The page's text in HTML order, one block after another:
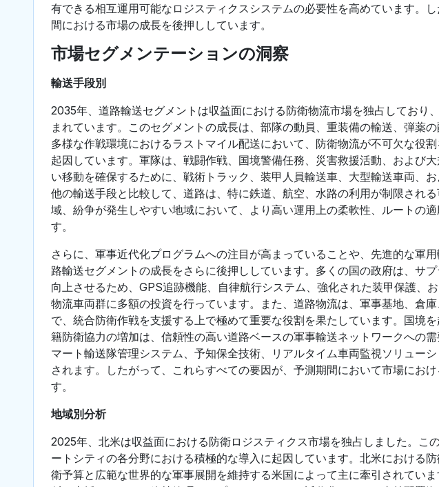
有できる相互運用可能なロジスティクスシステムの必要性を高めています。
間における市場の成長を後押ししています。
市場セグメンテーションの洞察
輸送手段別
2035年、道路輸送セグメントは収益面における防衛物流市場を独占しており
まれています。このセグメントの成長は、部隊の動員、重装備の輸送、弾薬
多様な作戦環境におけるラストマイル配送において、防衛物流が不可欠な役
起因しています。軍隊は、戦闘作戦、国境警備任務、災害救援活動、および
い移動を確保するために、戦術トラック、装甲人員輸送車、大型輸送車両、
他の輸送手段と比較して、道路は、特に鉄道、航空、水路の利用が制限され
域、紛争が発生しやすい地域において、より高い運用上の柔軟性、ルートの
す。
さらに、軍事近代化プログラムへの注目が高まっていることや、先進的な軍
路輸送セグメントの成長をさらに後押ししています。多くの国の政府は、サ
向上させるため、GPS追跡機能、自律航行システム、強化された装甲保護、
物流車両群に多額の投資を行っています。また、道路物流は、軍事基地、倉
で、統合防衛作戦を支援する上で極めて重要な役割を果たしています。国境
籍防衛協力の増加は、信頼性の高い道路ベースの軍事輸送ネットワークへの
マート輸送隊管理システム、予知保全技術、リアルタイム車両監視ソリュー
されます。したがって、これらすべての要因が、予測期間において市場にお
す。
地域別分析
2025年、北米は収益面における防衛ロジスティクス市場を独占しました。こ
ートシティの各分野における積極的な導入に起因しています。北米における
衛予算と広範な世界的な軍事展開を維持する米国によって主に牽引されてい